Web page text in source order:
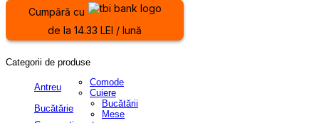
Cumpără cu
de la 14.33 LEI / lună
Categorii de produse
Antreu
Comode
Cuiere
Bucătărie
Bucătării
Mese